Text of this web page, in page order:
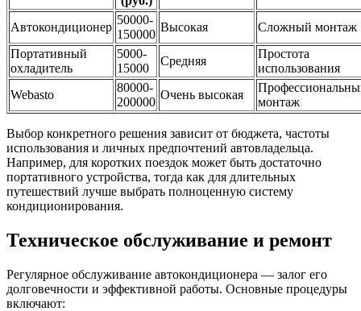
Автокондиционер
50000-
150000
Высокая
Сложный монтаж
Портативный
охладитель
5000-
15000
Средняя
Простота
использования
Webasto
80000-
200000
Очень высокая
монтаж
Выбор конкретного решения зависит от бюджета, частоты
использования и личных предпочтений автовладельца.
Например, для коротких поездок может быть достаточно
портативного устройства, тогда как для длительных
путешествий лучше выбрать полноценную систему
кондиционирования.
Техническое обслуживание и ремонт
Регулярное обслуживание автокондиционера — залог его
долговечности и эффективной работы. Основные процедуры
включают: